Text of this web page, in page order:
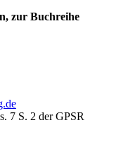
zur Buchreihe
7 S. 2 der GPSR